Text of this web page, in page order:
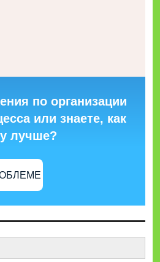
по организации
или знаете, как
лучше?